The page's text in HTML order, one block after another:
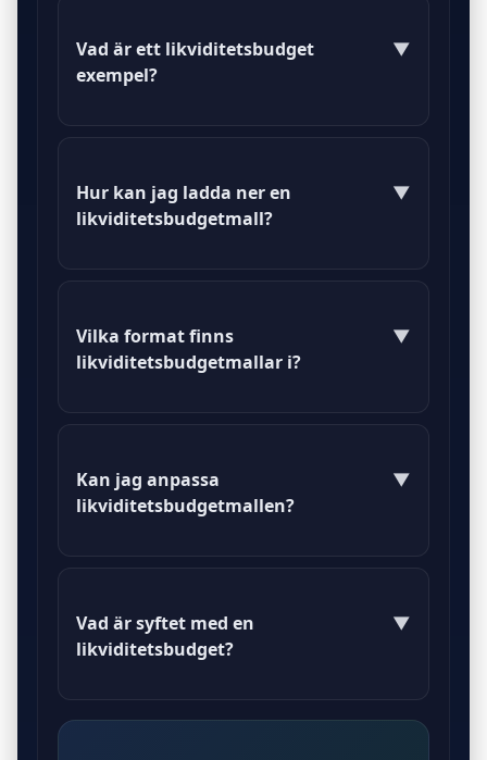
Vad är ett likviditetsbudget
exempel?
▼
komma in och gå ut under en viss
Hur kan jag ladda ner en
likviditetsbudgetmall?
▼
klicka på länken på vår webbplats.
Vilka format finns
likviditetsbudgetmallar i?
▼
Kan jag anpassa
likviditetsbudgetmallen?
▼
behov.
Vad är syftet med en
likviditetsbudget?
▼
Syftet med en likviditetsbudget är